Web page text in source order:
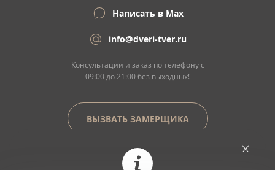
Написать в Max
info@dveri-tver.ru
Консультации и заказ по телефону с
09:00 до 21:00 без выходных!
ВЫЗВАТЬ ЗАМЕРЩИКА